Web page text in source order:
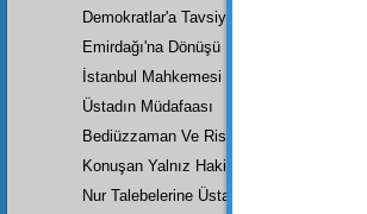
Demokratlar'a Tavsiye
Emirdağı'na Dönüşü
İstanbul Mahkemesi
Üstadın Müdafaası
Bediüzzaman Ve Risale-İ Nur (Risale-İ
Konuşan Yalnız Hakikattir
Nur Talebelerine Üstad Bediüzzaman'ın